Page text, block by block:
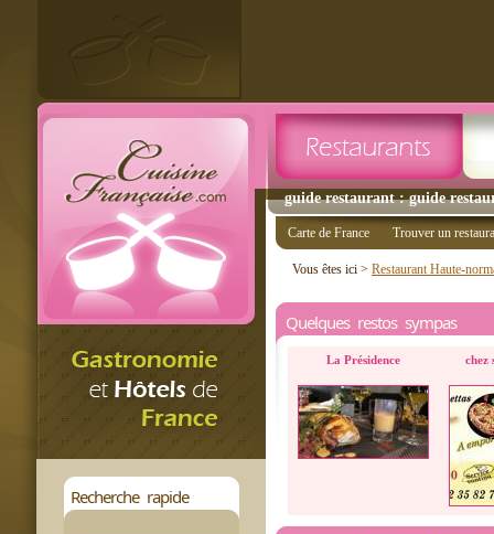
guide restaurant : guide
Recherche rapide
Carte de France Trouver un
Vous êtes ici > Restaurant Haute-
Quelques restos sympas
La Présidence chez